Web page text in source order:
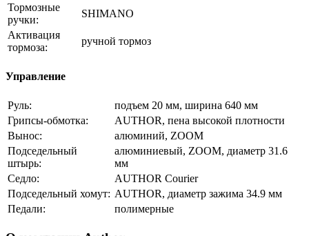
Тормозные
ручки:
SHIMANO
Активация
тормоза:
ручной тормоз
Управление
Руль:
подъем 20 мм, ширина 640 мм
Грипсы-обмотка:
AUTHOR, пена высокой плотности
Вынос:
алюминий, ZOOM
Подседельный
штырь:
алюминиевый, ZOOM, диаметр 31.6
мм
Седло:
AUTHOR Courier
Подседельный хомут: AUTHOR, диаметр зажима 34.9 мм
Педали:
полимерные